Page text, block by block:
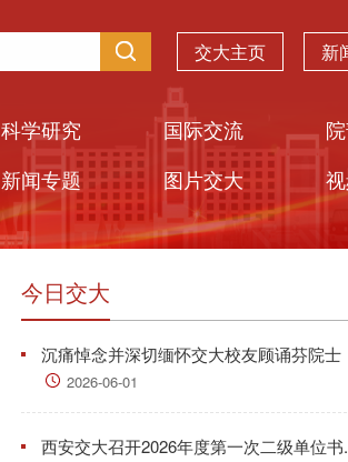
交大主页 新
科学研究 国际交流
新闻专题 图片交大
今日交大
沉痛悼念并深切缅怀交大校友顾诵芬院士
2026-06-01
西安交大召开2026年度第一次二级单位书